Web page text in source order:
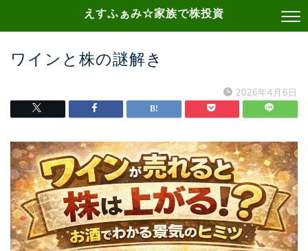
えすふぁみ☆家族で株投資
ワインと株の謎解き
2026年4月6日